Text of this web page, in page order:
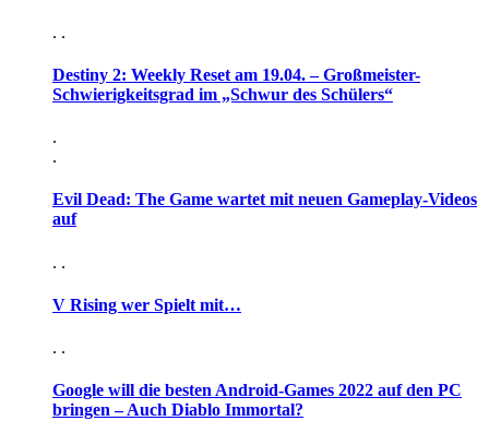
. .
Destiny 2: Weekly Reset am 19.04. – Großmeister-
Schwierigkeitsgrad im „Schwur des Schülers“
.
.
Evil Dead: The Game wartet mit neuen Gameplay-Videos
auf
. .
V Rising wer Spielt mit…
. .
Google will die besten Android-Games 2022 auf den PC
bringen – Auch Diablo Immortal?